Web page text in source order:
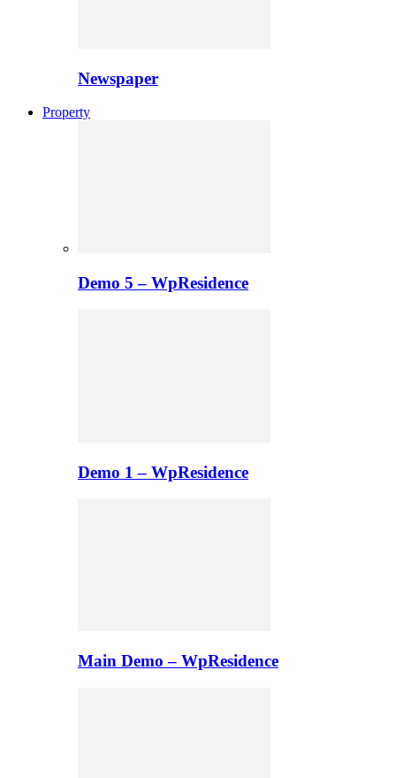
Newspaper
Property
Demo 5 – WpResidence
Demo 1 – WpResidence
Main Demo – WpResidence